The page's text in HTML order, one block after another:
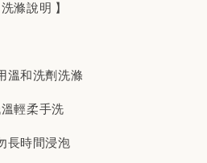
洗滌說明 】
溫和洗劑洗滌
輕柔手洗
長時間浸泡